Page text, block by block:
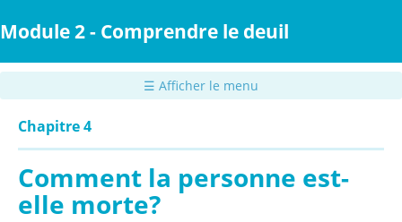
au
principal
Module 2 - Comprendre le deuil
☰ Afficher le menu
Chapitre 4
Comment la personne est-
elle morte?